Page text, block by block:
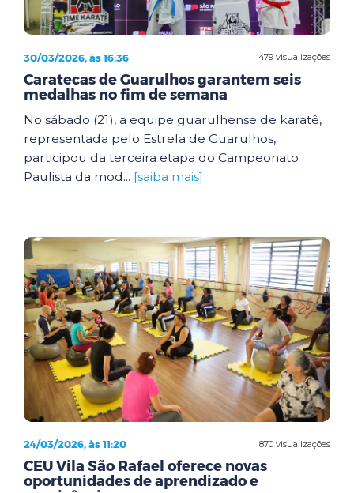
479 visualizações
30/03/2026, às 16:36
Caratecas de Guarulhos garantem seis
medalhas no fim de semana
No sábado (21), a equipe guarulhense de karatê,
representada pelo Estrela de Guarulhos,
participou da terceira etapa do Campeonato
Paulista da mod... [saiba mais]
870 visualizações
24/03/2026, às 11:20
CEU Vila São Rafael oferece novas
oportunidades de aprendizado e